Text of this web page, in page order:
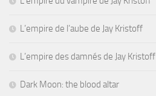
L’empire de l’aube de Jay Kristoff
L’empire des damnés de Jay Kristoff
Dark Moon: the blood altar